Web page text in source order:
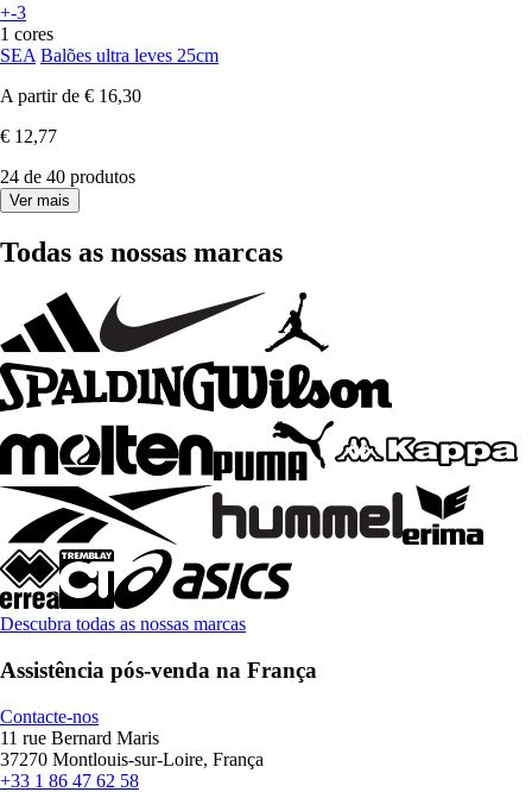
+-3
1 cores
SEA Balões ultra leves 25cm
A partir de € 16,30
€ 12,77
24 de 40 produtos
Ver mais
Todas as nossas marcas
Descubra todas as nossas marcas
Assistência pós-venda na França
Contacte-nos
11 rue Bernard Maris
37270 Montlouis-sur-Loire, França
+33 1 86 47 62 58